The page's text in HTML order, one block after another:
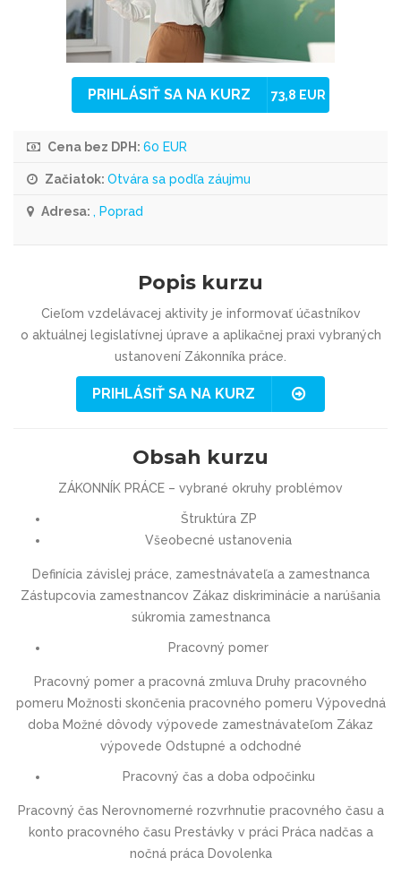
PRIHLÁSIŤ SA NA KURZ 73,8 EUR
Cena bez DPH: 60 EUR
Začiatok: Otvára sa podľa záujmu
Adresa: , Poprad
Popis kurzu
Cieľom vzdelávacej aktivity je informovať účastníkov
o aktuálnej legislatívnej úprave a aplikačnej praxi vybraných
ustanovení Zákonníka práce.
PRIHLÁSIŤ SA NA KURZ
Obsah kurzu
ZÁKONNÍK PRÁCE – vybrané okruhy problémov
Štruktúra ZP
Všeobecné ustanovenia
Definícia závislej práce, zamestnávateľa a zamestnanca
Zástupcovia zamestnancov Zákaz diskriminácie a narúšania
súkromia zamestnanca
Pracovný pomer
Pracovný pomer a pracovná zmluva Druhy pracovného
pomeru Možnosti skončenia pracovného pomeru Výpovedná
doba Možné dôvody výpovede zamestnávateľom Zákaz
výpovede Odstupné a odchodné
Pracovný čas a doba odpočinku
Pracovný čas Nerovnomerné rozvrhnutie pracovného času a
konto pracovného času Prestávky v práci Práca nadčas a
nočná práca Dovolenka